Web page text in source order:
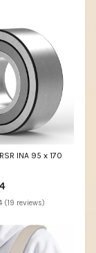
INA 95 x 170
(19 reviews)